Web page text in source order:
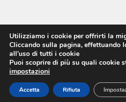
Utilizziamo i cookie per offrirti la
Cliccando sulla pagina, effettuando
all’uso di tutti i cookie
Puoi scoprire di più su quali cookie
impostazioni
Accetta Rifiuta